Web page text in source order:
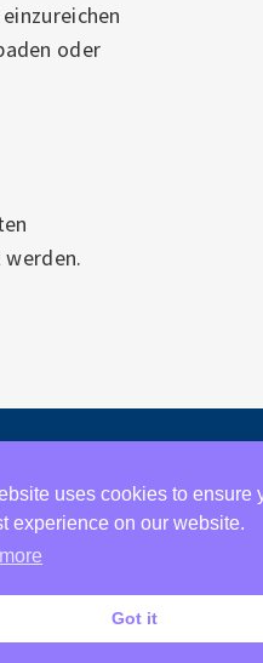
oder
uses cookies to ensure
experience on our website.
Got it